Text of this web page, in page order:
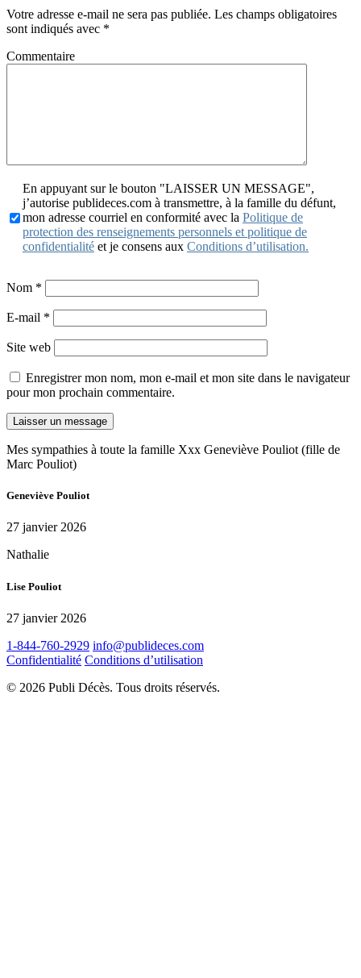
Votre adresse e-mail ne sera pas publiée. Les champs obligatoires
sont indiqués avec *
Commentaire
En appuyant sur le bouton "LAISSER UN MESSAGE",
j’autorise publideces.com à transmettre, à la famille du défunt,
mon adresse courriel en conformité avec la Politique de
protection des renseignements personnels et politique de
confidentialité et je consens aux Conditions d’utilisation.
Nom *
E-mail *
Site web
Enregistrer mon nom, mon e-mail et mon site dans le navigateur
pour mon prochain commentaire.
Mes sympathies à toute la famille Xxx Geneviève Pouliot (fille de
Marc Pouliot)
Geneviève Pouliot
27 janvier 2026
Nathalie
Lise Pouliot
27 janvier 2026
1-844-760-2929 info@publideces.com
Confidentialité Conditions d’utilisation
© 2026 Publi Décès. Tous droits réservés.